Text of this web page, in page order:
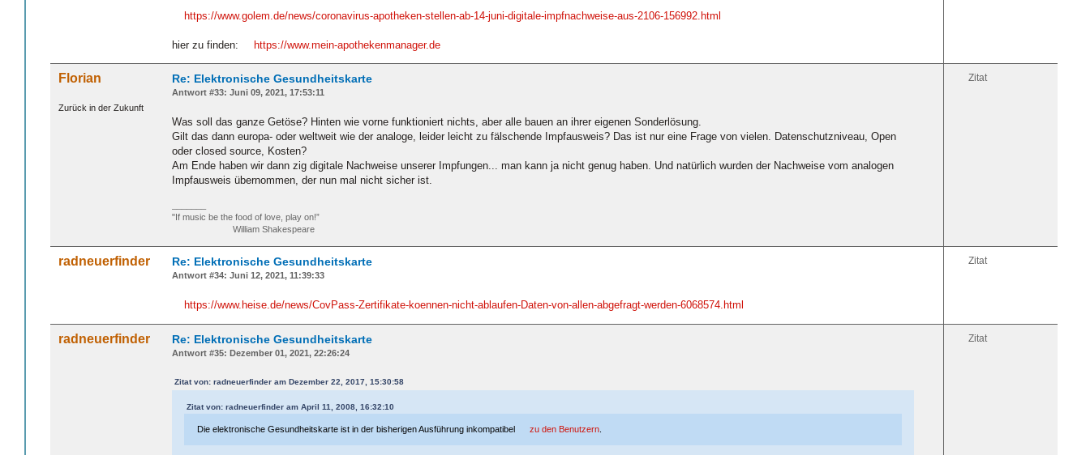
https://www.golem.de/news/coronavirus-apotheken-stellen-ab-14-juni-digitale-impfnachweise-aus-2106-156992.html
hier zu finden: https://www.mein-apothekenmanager.de
Florian
Zurück in der Zukunft
Zitat
Re: Elektronische Gesundheitskarte
Antwort #33: Juni 09, 2021, 17:53:11
Was soll das ganze Getöse? Hinten wie vorne funktioniert nichts, aber alle bauen an ihrer eigenen Sonderlösung.
Gilt das dann europa- oder weltweit wie der analoge, leider leicht zu fälschende Impfausweis? Das ist nur eine Frage von vielen. Datenschutzniveau, Open
oder closed source, Kosten?
Am Ende haben wir dann zig digitale Nachweise unserer Impfungen... man kann ja nicht genug haben. Und natürlich wurden der Nachweise vom analogen
Impfausweis übernommen, der nun mal nicht sicher ist.
"If music be the food of love, play on!”
William Shakespeare
radneuerfinder Zitat
Re: Elektronische Gesundheitskarte
Antwort #34: Juni 12, 2021, 11:39:33
https://www.heise.de/news/CovPass-Zertifikate-koennen-nicht-ablaufen-Daten-von-allen-abgefragt-werden-6068574.html
radneuerfinder Zitat
Re: Elektronische Gesundheitskarte
Antwort #35: Dezember 01, 2021, 22:26:24
Zitat von: radneuerfinder am Dezember 22, 2017, 15:30:58
Zitat von: radneuerfinder am April 11, 2008, 16:32:10
Die elektronische Gesundheitskarte ist in der bisherigen Ausführung inkompatibel zu den Benutzern.